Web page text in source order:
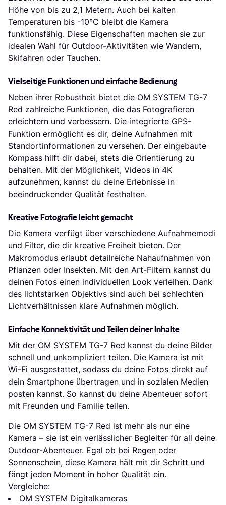
Höhe von bis zu 2,1 Metern. Auch bei kalten
Temperaturen bis -10°C bleibt die Kamera
funktionsfähig. Diese Eigenschaften machen sie zur
idealen Wahl für Outdoor-Aktivitäten wie Wandern,
Skifahren oder Tauchen.
Vielseitige Funktionen und einfache Bedienung
Neben ihrer Robustheit bietet die OM SYSTEM TG-7
Red zahlreiche Funktionen, die das Fotografieren
erleichtern und verbessern. Die integrierte GPS-
Funktion ermöglicht es dir, deine Aufnahmen mit
Standortinformationen zu versehen. Der eingebaute
Kompass hilft dir dabei, stets die Orientierung zu
behalten. Mit der Möglichkeit, Videos in 4K
aufzunehmen, kannst du deine Erlebnisse in
beeindruckender Qualität festhalten.
Kreative Fotografie leicht gemacht
Die Kamera verfügt über verschiedene Aufnahmemodi
und Filter, die dir kreative Freiheit bieten. Der
Makromodus erlaubt detailreiche Nahaufnahmen von
Pflanzen oder Insekten. Mit den Art-Filtern kannst du
deinen Fotos einen individuellen Look verleihen. Dank
des lichtstarken Objektivs sind auch bei schlechten
Lichtverhältnissen klare Aufnahmen möglich.
Einfache Konnektivität und Teilen deiner Inhalte
Mit der OM SYSTEM TG-7 Red kannst du deine Bilder
schnell und unkompliziert teilen. Die Kamera ist mit
Wi-Fi ausgestattet, sodass du deine Fotos direkt auf
dein Smartphone übertragen und in sozialen Medien
posten kannst. So kannst du deine Abenteuer sofort
mit Freunden und Familie teilen.
Die OM SYSTEM TG-7 Red ist mehr als nur eine
Kamera – sie ist ein verlässlicher Begleiter für all deine
Outdoor-Abenteuer. Egal ob bei Regen oder
Sonnenschein, diese Kamera hält mit dir Schritt und
fängt jeden Moment in hoher Qualität ein.
Vergleiche:
OM SYSTEM Digitalkameras